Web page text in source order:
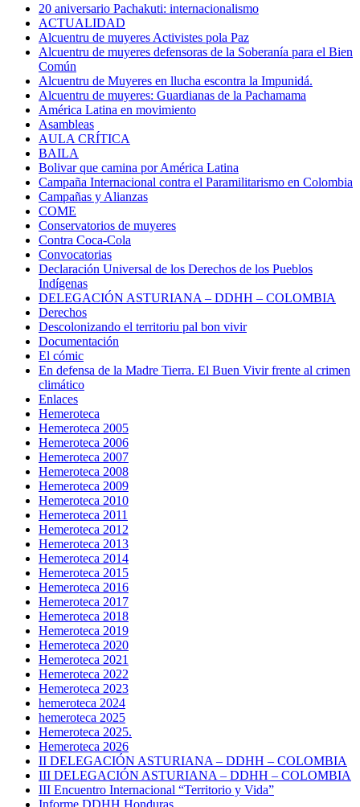
20 aniversario Pachakuti: internacionalismo
ACTUALIDAD
Alcuentru de muyeres Activistes pola Paz
Alcuentru de muyeres defensoras de la Soberanía para el Bien
Común
Alcuentru de Muyeres en llucha escontra la Impunidá.
Alcuentru de muyeres: Guardianas de la Pachamama
América Latina en movimiento
Asambleas
AULA CRÍTICA
BAILA
Bolivar que camina por América Latina
Campaña Internacional contra el Paramilitarismo en Colombia
Campañas y Alianzas
COME
Conservatorios de muyeres
Contra Coca-Cola
Convocatorias
Declaración Universal de los Derechos de los Pueblos
Indígenas
DELEGACIÓN ASTURIANA – DDHH – COLOMBIA
Derechos
Descolonizando el territoriu pal bon vivir
Documentación
El cómic
En defensa de la Madre Tierra. El Buen Vivir frente al crimen
climático
Enlaces
Hemeroteca
Hemeroteca 2005
Hemeroteca 2006
Hemeroteca 2007
Hemeroteca 2008
Hemeroteca 2009
Hemeroteca 2010
Hemeroteca 2011
Hemeroteca 2012
Hemeroteca 2013
Hemeroteca 2014
Hemeroteca 2015
Hemeroteca 2016
Hemeroteca 2017
Hemeroteca 2018
Hemeroteca 2019
Hemeroteca 2020
Hemeroteca 2021
Hemeroteca 2022
Hemeroteca 2023
hemeroteca 2024
hemeroteca 2025
Hemeroteca 2025.
Hemeroteca 2026
II DELEGACIÓN ASTURIANA – DDHH – COLOMBIA
III DELEGACIÓN ASTURIANA – DDHH – COLOMBIA
III Encuentro Internacional “Territorio y Vida”
Informe DDHH Honduras